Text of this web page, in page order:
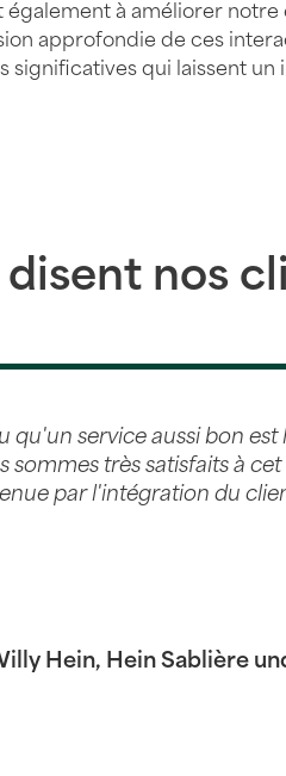
également à améliorer notre
approfondie de ces
significatives qui laissent un
disent nos
qu'un service aussi bon est
sommes très satisfaits à
par l'intégration du
Hein, Hein Sablière